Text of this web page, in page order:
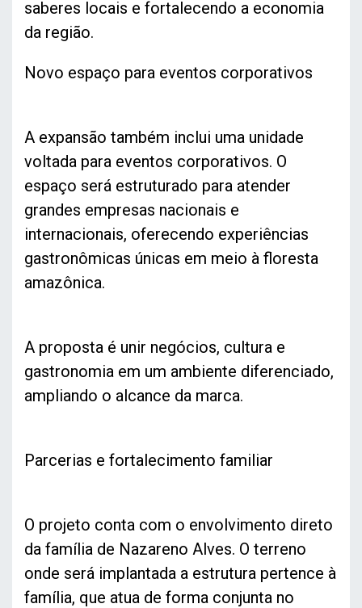
saberes locais e fortalecendo a economia
da região.
Novo espaço para eventos corporativos
A expansão também inclui uma unidade
voltada para eventos corporativos. O
espaço será estruturado para atender
grandes empresas nacionais e
internacionais, oferecendo experiências
gastronômicas únicas em meio à floresta
amazônica.
A proposta é unir negócios, cultura e
gastronomia em um ambiente diferenciado,
ampliando o alcance da marca.
Parcerias e fortalecimento familiar
O projeto conta com o envolvimento direto
da família de Nazareno Alves. O terreno
onde será implantada a estrutura pertence à
família, que atua de forma conjunta no